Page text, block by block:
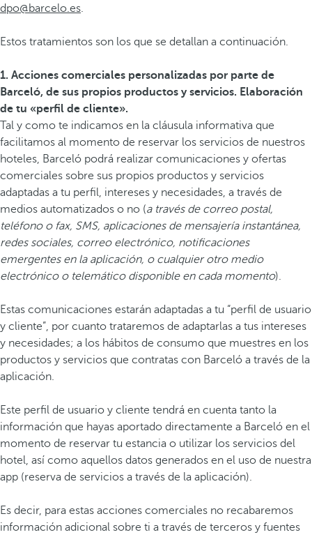
dpo@barcelo.es.
Estos tratamientos son los que se detallan a continuación.
1. Acciones comerciales personalizadas por parte de
Barceló, de sus propios productos y servicios. Elaboración
de tu «perfil de cliente».
Tal y como te indicamos en la cláusula informativa que
facilitamos al momento de reservar los servicios de nuestros
hoteles, Barceló podrá realizar comunicaciones y ofertas
comerciales sobre sus propios productos y servicios
adaptadas a tu perfil, intereses y necesidades, a través de
medios automatizados o no (a través de correo postal,
teléfono o fax, SMS, aplicaciones de mensajería instantánea,
redes sociales, correo electrónico, notificaciones
emergentes en la aplicación, o cualquier otro medio
electrónico o telemático disponible en cada momento).
Estas comunicaciones estarán adaptadas a tu “perfil de usuario
y cliente”, por cuanto trataremos de adaptarlas a tus intereses
y necesidades; a los hábitos de consumo que muestres en los
productos y servicios que contratas con Barceló a través de la
aplicación.
Este perfil de usuario y cliente tendrá en cuenta tanto la
información que hayas aportado directamente a Barceló en el
momento de reservar tu estancia o utilizar los servicios del
hotel, así como aquellos datos generados en el uso de nuestra
app (reserva de servicios a través de la aplicación).
Es decir, para estas acciones comerciales no recabaremos
información adicional sobre ti a través de terceros y fuentes